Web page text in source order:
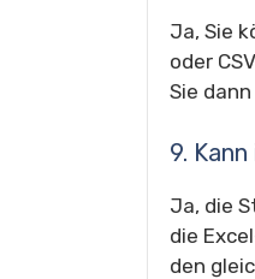
Ja, Sie
oder
Sie
9.
Ja, die
die
den